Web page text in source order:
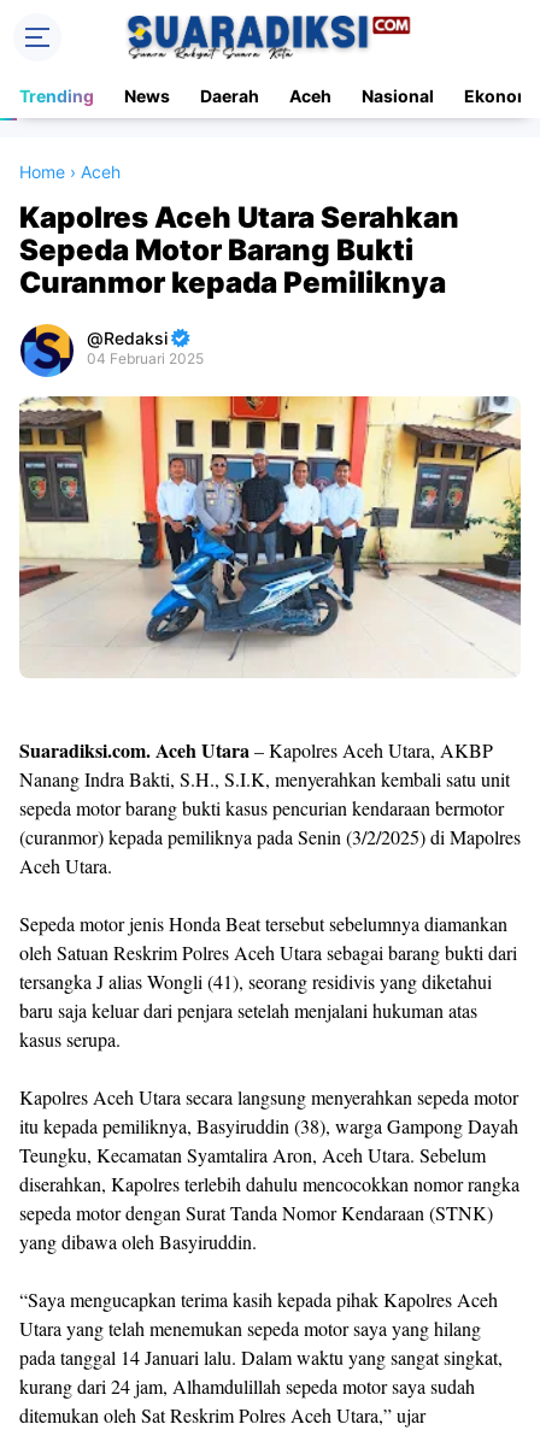
Trending News Daerah Aceh Nasional Ekonomi
Home › Aceh
Kapolres Aceh Utara Serahkan
Sepeda Motor Barang Bukti
Curanmor kepada Pemiliknya
Redaksi
04 Februari 2025
Premium
By
Raushan
Design
With
Shroff
Templates
Suaradiksi.com. Aceh Utara– Kapolres Aceh Utara, AKBP
Nanang Indra Bakti, S.H., S.I.K, menyerahkan kembali satu unit
sepeda motor barang bukti kasus pencurian kendaraan bermotor
(curanmor) kepada pemiliknya pada Senin (3/2/2025) di Mapolres
Aceh Utara.
Sepeda motor jenis Honda Beat tersebut sebelumnya diamankan
oleh Satuan Reskrim Polres Aceh Utara sebagai barang bukti dari
tersangka J alias Wongli (41), seorang residivis yang diketahui
baru saja keluar dari penjara setelah menjalani hukuman atas
kasus serupa.
Kapolres Aceh Utara secara langsung menyerahkan sepeda motor
itu kepada pemiliknya, Basyiruddin (38), warga Gampong Dayah
Teungku, Kecamatan Syamtalira Aron, Aceh Utara. Sebelum
diserahkan, Kapolres terlebih dahulu mencocokkan nomor rangka
sepeda motor dengan Surat Tanda Nomor Kendaraan (STNK)
yang dibawa oleh Basyiruddin.
“Saya mengucapkan terima kasih kepada pihak Kapolres Aceh
Utara yang telah menemukan sepeda motor saya yang hilang
pada tanggal 14 Januari lalu. Dalam waktu yang sangat singkat,
kurang dari 24 jam, Alhamdulillah sepeda motor saya sudah
ditemukan oleh Sat Reskrim Polres Aceh Utara,” ujar